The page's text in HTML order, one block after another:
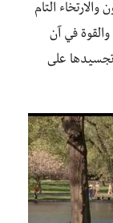
التام
في آن
على